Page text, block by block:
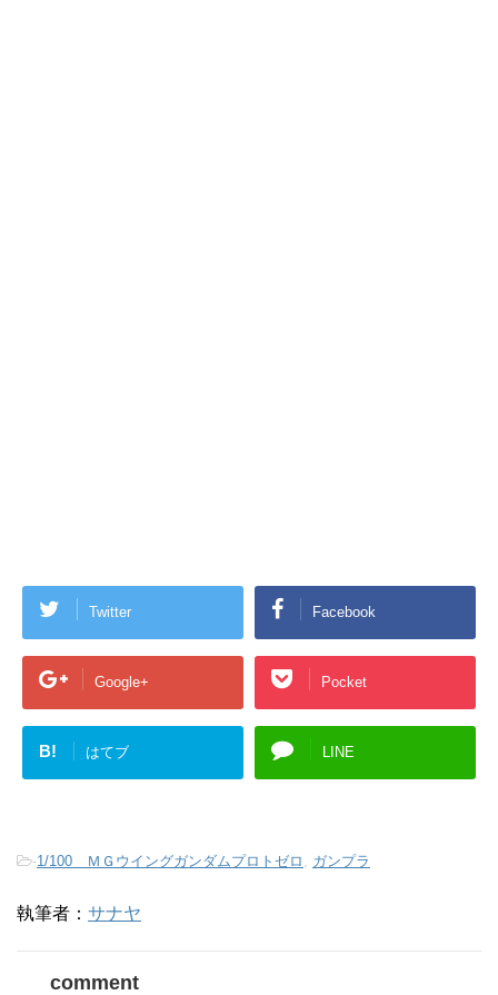
Twitter Facebook
Google+ Pocket
B! はてブ LINE
-1/100 ＭＧウイングガンダムプロトゼロ ガンプラ
執筆者： サナヤ
comment